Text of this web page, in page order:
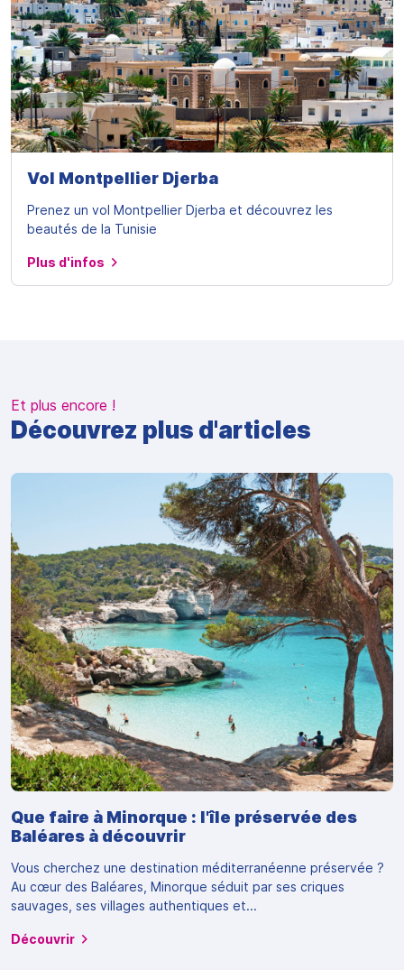
Vol Montpellier Djerba
Prenez un vol Montpellier Djerba et découvrez les
beautés de la Tunisie
Plus d'infos
Et plus encore !
Découvrez plus d'articles
Que faire à Minorque : l'île préservée des
Baléares à découvrir
Vous cherchez une destination méditerranéenne préservée ?
Au cœur des Baléares, Minorque séduit par ses criques
sauvages, ses villages authentiques et...
Découvrir